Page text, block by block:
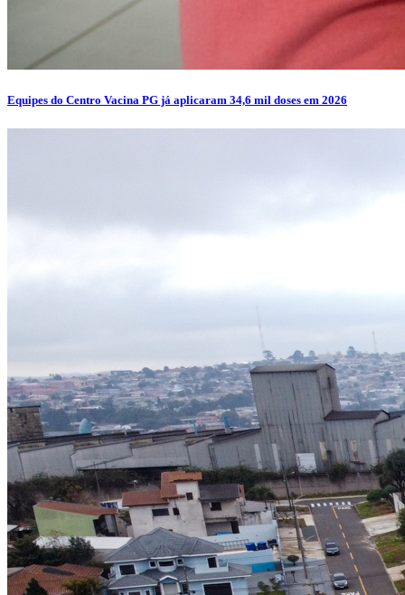
Equipes do Centro Vacina PG já aplicaram 34,6 mil doses em 2026